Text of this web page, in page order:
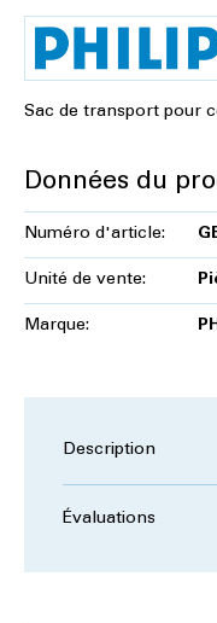
Sac de transport pour
Données du
Numéro d'article:
Unité de vente:
Marque:
Description
Évaluations